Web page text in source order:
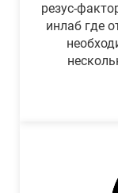
резус-
инлаб где